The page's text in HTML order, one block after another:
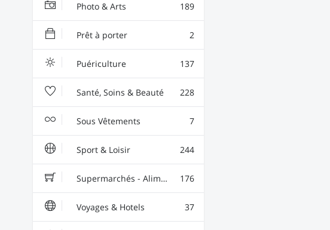
Photo & Arts 189
Prêt à porter 2
Puériculture 137
Santé, Soins & Beauté 228
Sous Vêtements 7
Sport & Loisir 244
Supermarchés - Alimentaire - Vin 176
Voyages & Hotels 37